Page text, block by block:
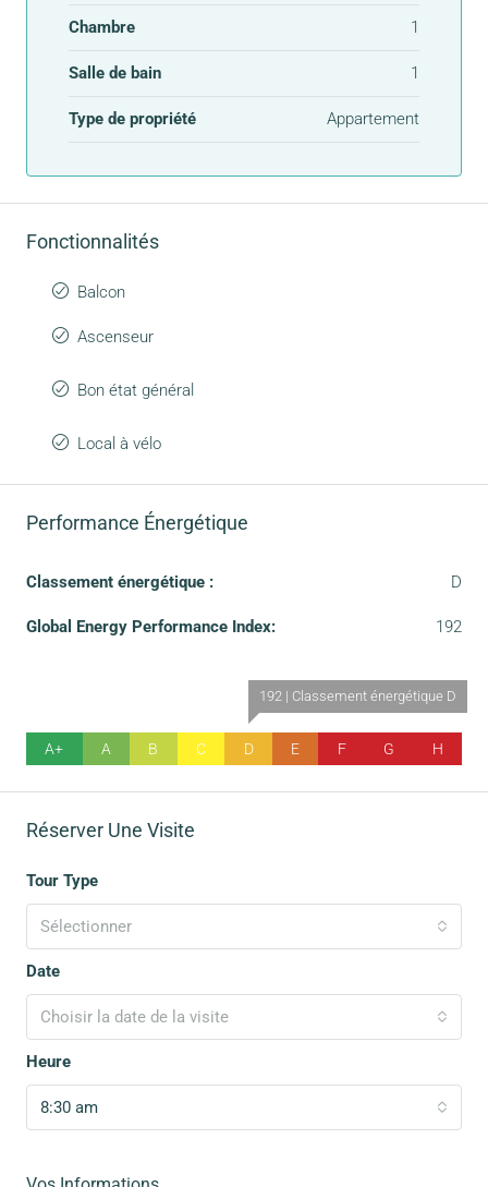
Chambre 1
Salle de bain 1
Type de propriété Appartement
Fonctionnalités
Balcon
Ascenseur
Bon état général
Local à vélo
Performance Énergétique
Classement énergétique : D
Global Energy Performance Index: 192
A+ A B C
192 | Classement énergétique D
D E F G H
Réserver Une Visite
Tour Type
Sélectionner
Date
Choisir la date de la visite
Heure
8:30 am